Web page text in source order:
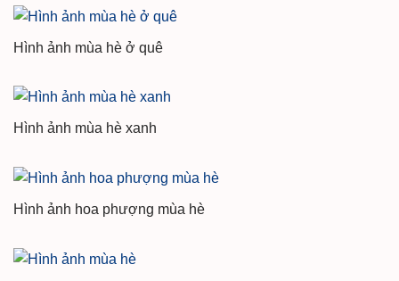
Hình ảnh mùa hè ở quê
Hình ảnh mùa hè xanh
Hình ảnh hoa phượng mùa hè